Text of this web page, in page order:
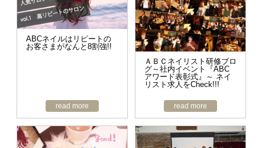
ABCネイルはリピートの
お客さまがなんと8割強!!
read more
ＡＢＣネイリスト研修ブロ
グ～社内イベント『ABC
アワード表彰式』～ ネイ
リスト求人をCheck!!!
read more